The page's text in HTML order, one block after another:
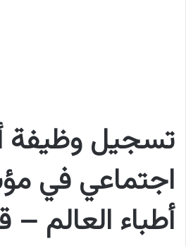
تسجيل وظيفة
اجتماعي في
أطباء العالم